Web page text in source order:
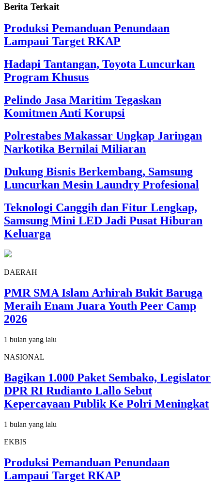
Berita Terkait
Produksi Pemanduan Penundaan
Lampaui Target RKAP
Hadapi Tantangan, Toyota Luncurkan
Program Khusus
Pelindo Jasa Maritim Tegaskan
Komitmen Anti Korupsi
Polrestabes Makassar Ungkap Jaringan
Narkotika Bernilai Miliaran
Dukung Bisnis Berkembang, Samsung
Luncurkan Mesin Laundry Profesional
Teknologi Canggih dan Fitur Lengkap,
Samsung Mini LED Jadi Pusat Hiburan
Keluarga
DAERAH
PMR SMA Islam Arhirah Bukit Baruga
Meraih Enam Juara Youth Peer Camp
2026
1 bulan yang lalu
NASIONAL
Bagikan 1.000 Paket Sembako, Legislator
DPR RI Rudianto Lallo Sebut
Kepercayaan Publik Ke Polri Meningkat
1 bulan yang lalu
EKBIS
Produksi Pemanduan Penundaan
Lampaui Target RKAP